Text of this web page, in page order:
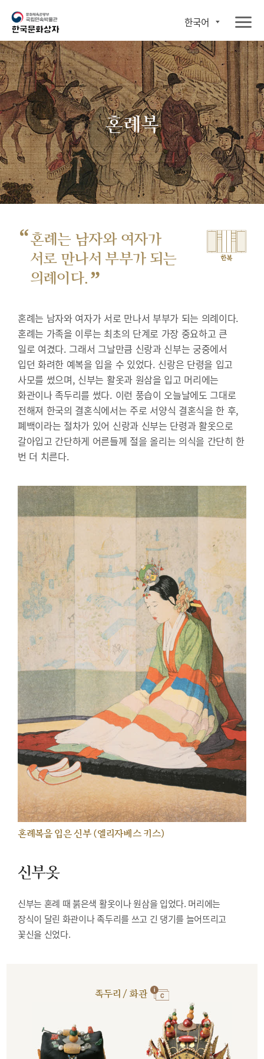
한국어
혼례복
“혼례는 남자와 여자가
서로 만나서 부부가 되는
의례이다. ”
한복
혼례는 남자와 여자가 서로 만나서 부부가 되는 의례이다.
혼례는 가족을 이루는 최초의 단계로 가장 중요하고 큰
일로 여겼다. 그래서 그날만큼 신랑과 신부는 궁중에서
입던 화려한 예복을 입을 수 있었다. 신랑은 단령을 입고
사모를 썼으며, 신부는 활옷과 원삼을 입고 머리에는
화관이나 족두리를 썼다. 이런 풍습이 오늘날에도 그대로
전해져 한국의 결혼식에서는 주로 서양식 결혼식을 한 후,
폐백이라는 절차가 있어 신랑과 신부는 단령과 활옷으로
갈아입고 간단하게 어른들께 절을 올리는 의식을 간단히 한
번 더 치른다.
혼례복을 입은 신부 (엘리자베스 키스)
신부옷
신부는 혼례 때 붉은색 활옷이나 원삼을 입었다. 머리에는
장식이 달린 화관이나 족두리를 쓰고 긴 댕기를 늘어뜨리고
꽃신을 신었다.
족두리 / 화관